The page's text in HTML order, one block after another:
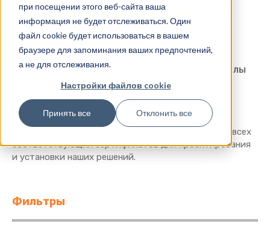
при посещении этого веб-сайта ваша
информация не будет отслеживаться. Один
файл cookie будет использоваться в вашем
браузере для запоминания ваших предпочтений,
а не для отслеживания.
Настройки файлов cookie
Принять все Отклонить все
Техническая и коммерческая
документация, тех.
спецификации.
В этом разделе вы можете скачать материалы
по всему ассортименту продукции Robur.
От буклетов по продукции до руководств по
проектированию, от руководств по установке до всех
соответствующих сертификатов для проектирования
и установки наших решений.
Фильтры